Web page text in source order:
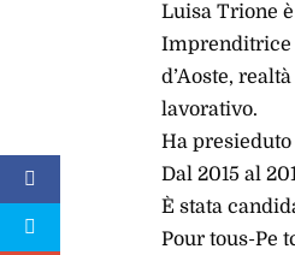
Luisa Trione
Imprenditrice
d’Aoste,
lavorativo.
Ha presieduto
Dal 2015 al
È stata
Pour tous-Pe